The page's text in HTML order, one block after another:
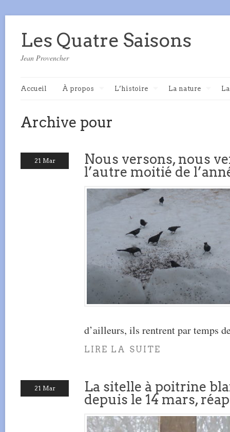
Les Quatre Saisons
Jean Provencher
Accueil À propos L’histoire La nature
Archive pour
21 Mar
Nous versons, nous
l’autre moitié de
d’ailleurs, ils rentrent par temps
LIRE LA SUITE
21 Mar
La sitelle à poitrine
depuis le 14 mars,